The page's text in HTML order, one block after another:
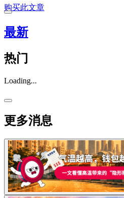
购买此文章
最新
热门
Loading...
更多消息